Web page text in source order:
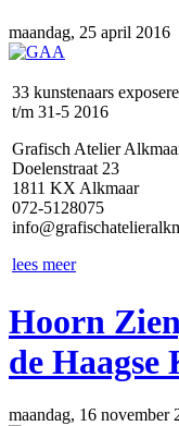
maandag, 25 april 2016
33 kunstenaars
t/m 31-5 2016
Grafisch Atelier
Doelenstraat 23
1811 KX Alkmaar
072-5128075
lees meer
Hoorn
de
maandag, 16 november